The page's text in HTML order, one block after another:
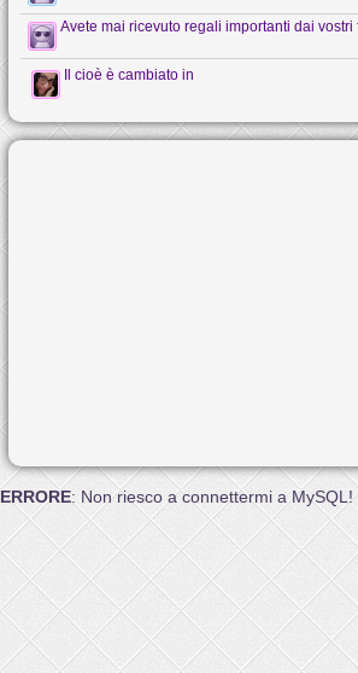
Avete mai ricevuto regali importanti dai
Il cioè è cambiato in
ERRORE: Non riesco a connettermi a